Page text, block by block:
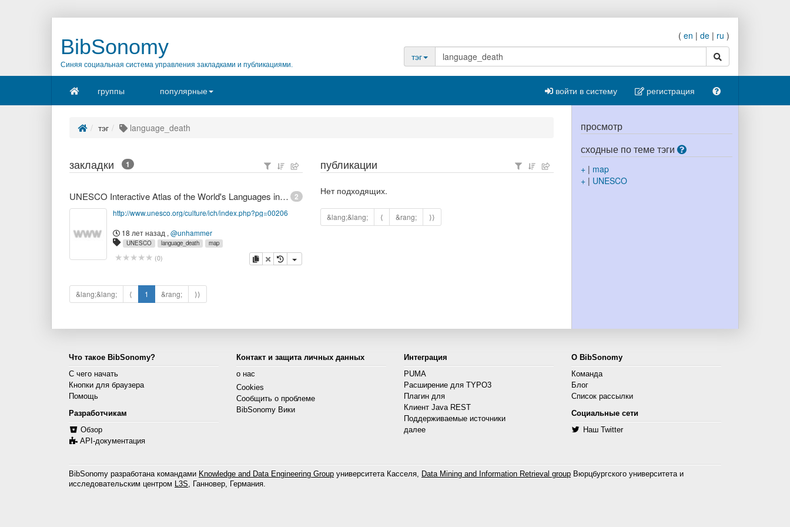
BibSonomy
Синяя социальная система управления закладками и публикациями.
( en | de | ru )
тэг
поиск
группы популярные войти в систему регистрация
тэг language_death
закладки 1
2
UNESCO Interactive Atlas of the World's Languages in Danger
http://www.unesco.org/culture/ich/index.php?pg=00206
18 лет назад , @unhammer
UNESCO language_death map
(0) копировать
удалить
&lang;&lang; ⟨ 1 &rang; ⟩⟩
публикации
Нет подходящих.
&lang;&lang; ⟨ &rang; ⟩⟩
просмотр
сходные по теме тэги
+| map
+| UNESCO
Что такое BibSonomy?
С чего начать
Кнопки для браузера
Помощь
Разработчикам
Обзор
API-документация
Контакт и защита личных данных
о нас
Cookies
Сообщить о проблеме
BibSonomy Вики
Интеграция
PUMA
Расширение для TYPO3
Плагин для
Клиент Java REST
Поддерживаемые источники
далее
О BibSonomy
Команда
Блог
Список рассылки
Социальные сети
Наш Twitter
BibSonomy разработана командами Knowledge and Data Engineering Group университета Касселя, Data Mining and Information Retrieval group Вюрцбургского университета и
исследовательским центром L3S, Ганновер, Германия.